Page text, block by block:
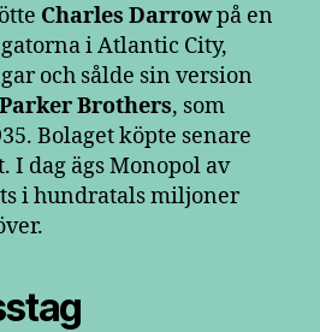
Charles Darrowpå en
i Atlantic City,
och sålde sin version
Parker Brothers, som
Bolaget köpte senare
I dag ägs Monopol av
i hundratals miljoner